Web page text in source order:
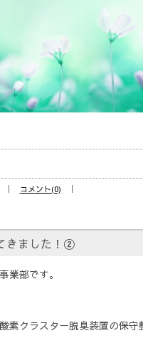
コメント(0)
きました！②
部です。
素クラスター脱臭装置の保守